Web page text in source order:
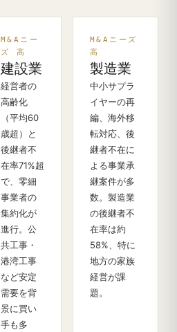
M&Aニー
ズ 高
建設業
経営者の
高齢化
（平均60
歳超）と
後継者不
在率71%超
で、零細
事業者の
集約化が
進行。公
共工事・
港湾工事
など安定
需要を背
景に買い
手も多
M&Aニーズ
高
製造業
中小サプラ
イヤーの再
編、海外移
転対応、後
継者不在に
よる事業承
継案件が多
数。製造業
の後継者不
在率は約
58%、特に
地方の家族
経営が課
題。